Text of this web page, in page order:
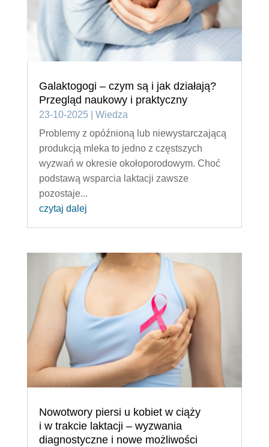
Galaktogogi – czym są i jak działają?
Przegląd naukowy i praktyczny
23-10-2025
Wiedza
Problemy z opóźnioną lub niewystarczającą
produkcją mleka to jedno z częstszych
wyzwań w okresie okołoporodowym. Choć
podstawą wsparcia laktacji zawsze
pozostaje...
czytaj dalej
Nowotwory piersi u kobiet w ciąży
i w trakcie laktacji – wyzwania
diagnostyczne i nowe możliwości